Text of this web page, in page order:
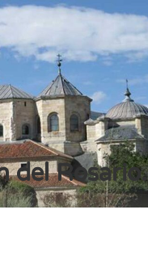
del Rosario.